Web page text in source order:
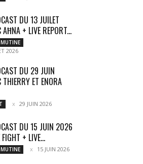
DU 13 JUILET
+ LIVE REPORT...
MUTINE
2026
DU 29 JUIN
ET ENORA
29 JUIN 2026
DU 15 JUIN 2026
FIGHT + LIVE...
MUTINE 15 JUIN 2026